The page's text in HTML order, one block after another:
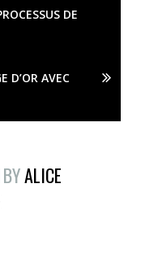
DE
D’OR AVEC
ALICE